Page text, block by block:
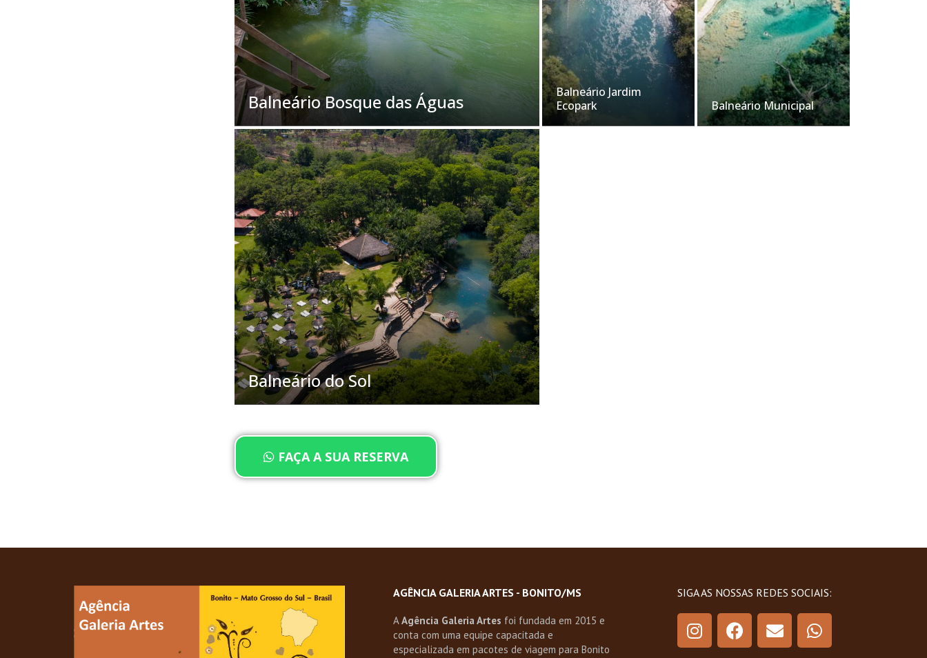
Balneário Bosque das Águas
Balneário Jardim
Ecopark
Balneário Municipal
Balneário do Sol
FAÇA A SUA RESERVA
AGÊNCIA GALERIA ARTES - BONITO/MS
AAgência Galeria Artes foi fundada em 2015 e
conta com uma equipe capacitada e
especializada em pacotes de viagem para Bonito
SIGA AS NOSSAS REDES SOCIAIS: